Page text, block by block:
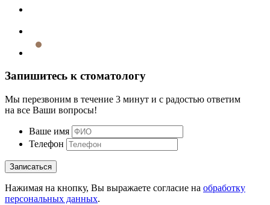
Запишитесь к стоматологу
Мы перезвоним в течение 3 минут и с радостью ответим
на все Ваши вопросы!
Ваше имя
Телефон
Записаться
Нажимая на кнопку, Вы выражаете согласие на обработку
персональных данных.